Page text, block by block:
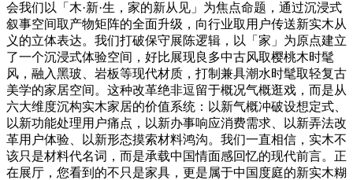
会我们以「木·新·生，家的新从见」为焦点命题，通过沉浸式
叙事空间取产物矩阵的全面升级，向行业取用户传送新实木从
义的立体表达。我们打破保守展陈逻辑，以「家」为原点建立
了一个沉浸式体验空间，好比展现良多中古风取樱桃木时髦
风，融入黑玻、岩板等现代材质，打制兼具潮水时髦取轻复古
美学的家居空间。这种改革绝非逗留于概况气概逛戏，而是从
六大维度沉构实木家居的价值系统：以新气概冲破设想定式、
以新功能处理用户痛点，以新办事响应消费需求、以新弄法改
革用户体验、以新形态摸索材料鸿沟。我们一直相信，实木不
该只是材料代名词，而是承载中国情面感回忆的现代前言。正
在展厅，您看到的不只是家具，更是属于中国度庭的新实木糊